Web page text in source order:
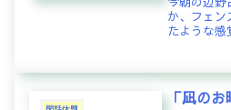
か、フェン
たような感
ンスの反対
されきれ
微妙...
「凪の